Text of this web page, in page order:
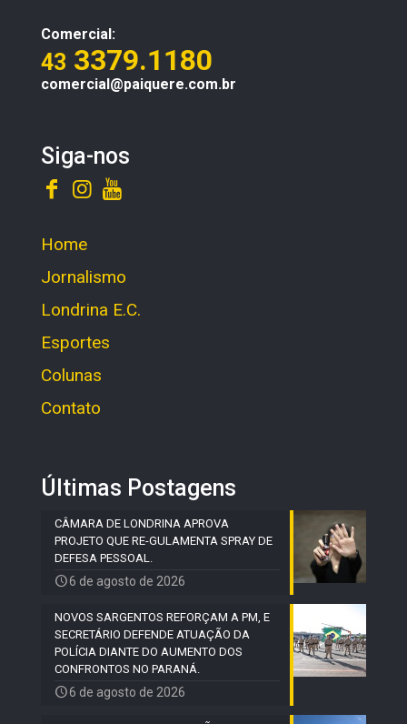
Comercial:
43 3379.1180
comercial@paiquere.com.br
Siga-nos
Home
Jornalismo
Londrina E.C.
Esportes
Colunas
Contato
Últimas Postagens
CÂMARA DE LONDRINA APROVA
PROJETO QUE RE-GULAMENTA SPRAY DE
DEFESA PESSOAL.
6 de agosto de 2026
NOVOS SARGENTOS REFORÇAM A PM, E
SECRETÁRIO DEFENDE ATUAÇÃO DA
POLÍCIA DIANTE DO AUMENTO DOS
CONFRONTOS NO PARANÁ.
6 de agosto de 2026